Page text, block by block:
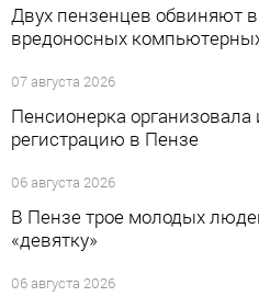
Двух пензенцев обвиняют
вредоносных
07 августа 2026
Пенсионерка
регистрацию в Пензе
06 августа 2026
В Пензе трое молодых
«девятку»
06 августа 2026